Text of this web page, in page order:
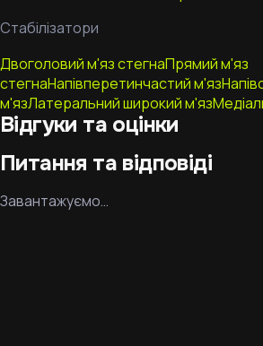
Стабілізатори
Двоголовий м'яз стегнаПрямий м'яз
стегнаНапівперетинчастий м'яз
м'язЛатеральний широкий м'яз
Відгуки та оцінки
Питання та відповіді
Завантажуємо…